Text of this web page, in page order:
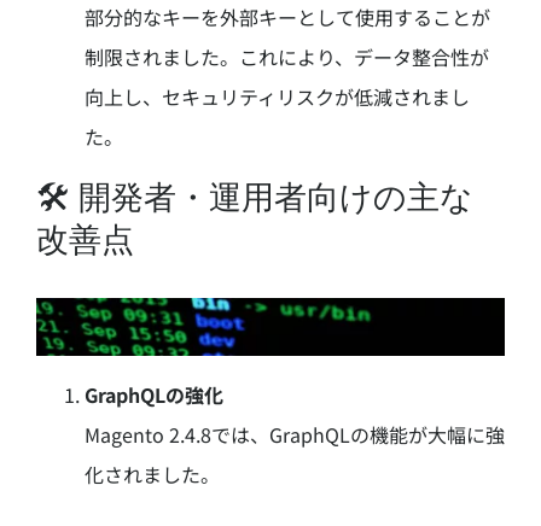
部分的なキーを外部キーとして使用することが
制限されました。 これにより、データ整合性が
向上し、セキュリティリスクが低減されまし
た。
🛠 開発者・運用者向けの主な
改善点
GraphQLの強化
Magento 2.4.8では、GraphQLの機能が大幅に強
化されました。